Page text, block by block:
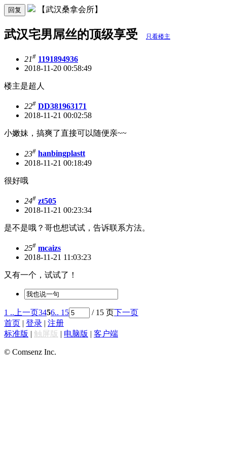
回复 【武汉桑拿会所】
武汉宅男屌丝的顶级享受 只看楼主
21# 1191894936
2018-11-20 00:58:49
楼主是超人
22# DD381963171
2018-11-21 00:02:58
小嫩妹，搞爽了直接可以随便亲~~
23# hanbingplastt
2018-11-21 00:18:49
很好哦
24# zt505
2018-11-21 00:23:34
是不是哦？哥也想试试，告诉联系方法。
25# mcaizs
2018-11-21 11:03:23
又有一个，试试了！
1 ..上一页3456.. 15 / 15 页
下一页
首页
登录
注册
标准版
触屏版 电脑版 客户端
© Comsenz Inc.